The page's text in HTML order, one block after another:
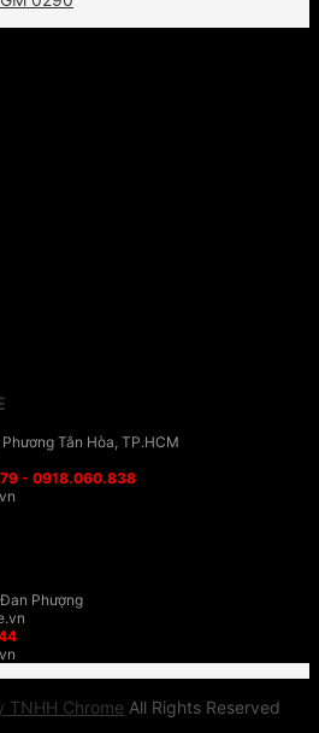
Tân Hòa, TP.HCM
- 0918.060.838
Phượng
TNHH Chrome All Rights Reserved